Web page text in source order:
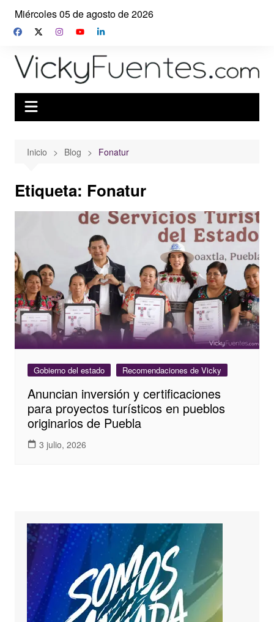
Saltar
contenido
Miércoles 05 de agosto de 2026
Inicio Blog Fonatur
Etiqueta: Fonatur
Gobierno del estado Recomendaciones de Vicky
Anuncian inversión y certificaciones
para proyectos turísticos en pueblos
originarios de Puebla
3 julio, 2026